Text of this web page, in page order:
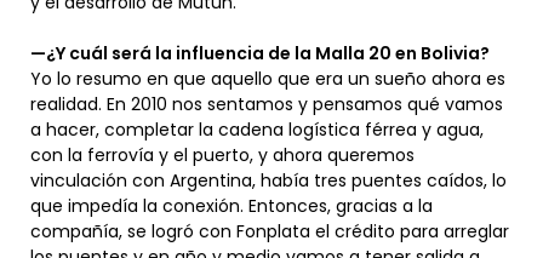
—¿Y cuál será la influencia de la Malla 20 en Bolivia?
Yo lo resumo en que aquello que era un sueño ahora es
realidad. En 2010 nos sentamos y pensamos qué vamos
a hacer, completar la cadena logística férrea y agua,
con la ferrovía y el puerto, y ahora queremos
vinculación con Argentina, había tres puentes caídos, lo
que impedía la conexión. Entonces, gracias a la
compañía, se logró con Fonplata el crédito para arreglar